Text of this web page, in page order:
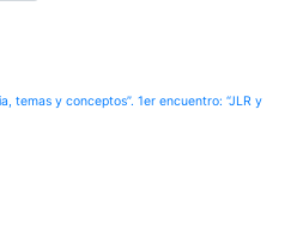
temas y conceptos”. 1er encuentro: “JLR y